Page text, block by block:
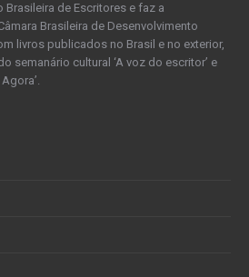
Brasileira de Escritores e faz a
Brasileira de Desenvolvimento
livros publicados no Brasil e no exterior,
semanário cultural ‘A voz do escritor’ e